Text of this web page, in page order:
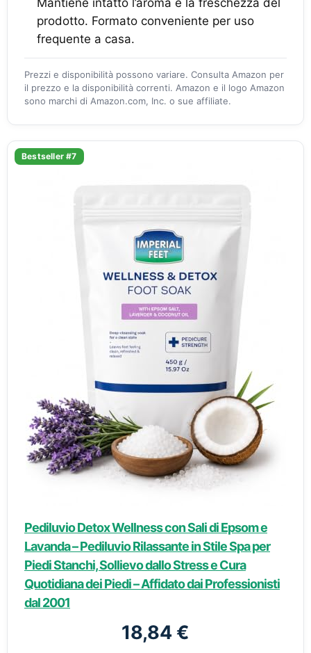
Mantiene intatto l’aroma e la freschezza del
prodotto. Formato conveniente per uso
frequente a casa.
Prezzi e disponibilità possono variare. Consulta Amazon per
il prezzo e la disponibilità correnti. Amazon e il logo Amazon
sono marchi di Amazon.com, Inc. o sue affiliate.
Bestseller #7
Pediluvio Detox Wellness con Sali di Epsom e
Lavanda – Pediluvio Rilassante in Stile Spa per
Piedi Stanchi, Sollievo dallo Stress e Cura
Quotidiana dei Piedi – Affidato dai Professionisti
dal 2001
18,84 €